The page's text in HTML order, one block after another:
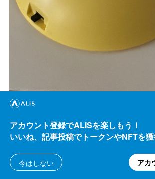
アカウント登録でALISを楽しもう！
いいね、記事投稿でトークンやNFTを
今はしない アカ